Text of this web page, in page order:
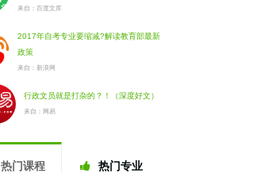
来自：百度文库
2017年自考专业要缩减?解读教育部最新
政策
来自：新浪网
行政文员就是打杂的？！（深度好文）
来自：网易
热门课程 热门专业